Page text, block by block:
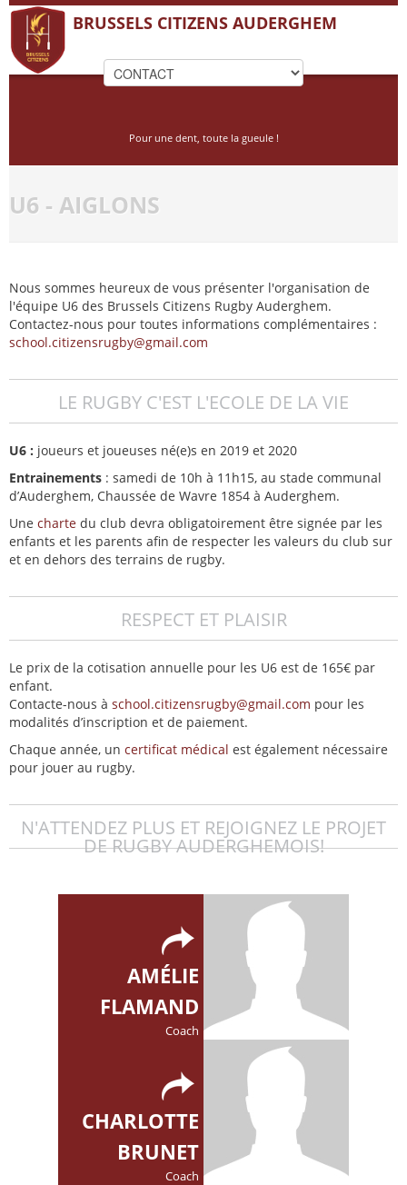
BRUSSELS CITIZENS AUDERGHEM
Pour une dent, toute la gueule !
U6 - AIGLONS
Nous sommes heureux de vous présenter l'organisation de
l'équipe U6 des Brussels Citizens Rugby Auderghem.
Contactez-nous pour toutes informations complémentaires :
school.citizensrugby@gmail.com
LE RUGBY C'EST L'ECOLE DE LA VIE
U6 : joueurs et joueuses né(e)s en 2019 et 2020
Entrainements : samedi de 10h à 11h15, au stade communal
d’Auderghem, Chaussée de Wavre 1854 à Auderghem.
Une charte du club devra obligatoirement être signée par les
enfants et les parents afin de respecter les valeurs du club sur
et en dehors des terrains de rugby.
RESPECT ET PLAISIR
Le prix de la cotisation annuelle pour les U6 est de 165€ par
enfant.
Contacte-nous à school.citizensrugby@gmail.com pour les
modalités d’inscription et de paiement.
Chaque année, un certificat médical est également nécessaire
pour jouer au rugby.
N'ATTENDEZ PLUS ET REJOIGNEZ LE PROJET
DE RUGBY AUDERGHEMOIS!
AMÉLIE
FLAMAND
Coach
CHARLOTTE
BRUNET
Coach